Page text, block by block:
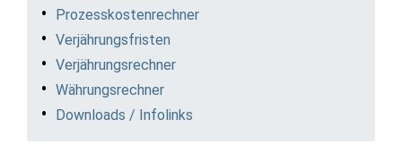
Prozesskostenrechner
Verjährungsfristen
Verjährungsrechner
Währungsrechner
Downloads / Infolinks